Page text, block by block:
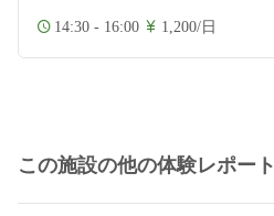
14:30 - 16:00 1,200/日
この施設の他の体験レポート